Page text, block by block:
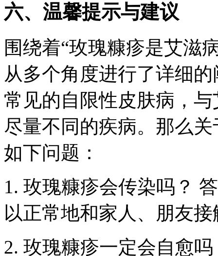
六、温馨提示与建议
围绕着“玫瑰糠疹是艾滋
从多个角度进行了详细
常见的自限性皮肤病，
尽量不同的疾病。那么
如下问题：
1. 玫瑰糠疹会传染吗？
以正常地和家人、朋友接
2. 玫瑰糠疹一定会自愈